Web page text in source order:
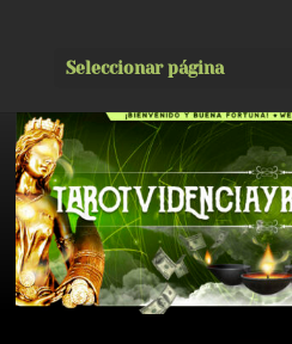
Seleccionar página